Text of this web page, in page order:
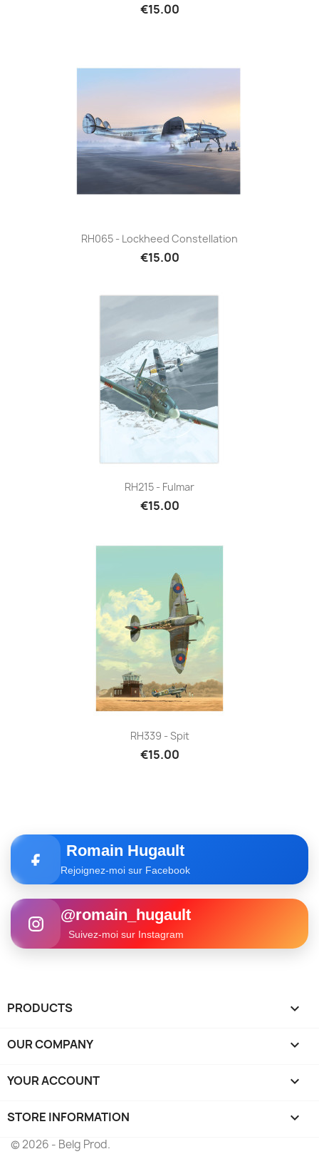
€15.00
RH065 - Lockheed Constellation
€15.00
RH215 - Fulmar
€15.00
RH339 - Spit
€15.00
Romain Hugault
Rejoignez-moi sur Facebook
@romain_hugault
Suivez-moi sur Instagram
PRODUCTS 
OUR COMPANY 
YOUR ACCOUNT 
STORE INFORMATION keyboard_arrow_down
© 2026 - Belg Prod.